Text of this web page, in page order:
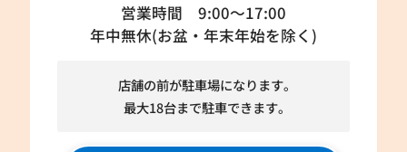
営業時間 9:00～17:00
年中無休(お盆・年末年始を除く)
店舗の前が駐車場になります。
最大18台まで駐車できます。